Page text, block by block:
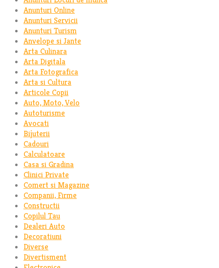
Anunturi Online
Anunturi Servicii
Anunturi Turism
Anvelope si Jante
Arta Culinara
Arta Digitala
Arta Fotografica
Arta si Cultura
Articole Copii
Auto, Moto, Velo
Autoturisme
Avocati
Bijuterii
Cadouri
Calculatoare
Casa si Gradina
Clinici Private
Comert si Magazine
Companii, Firme
Constructii
Copilul Tau
Dealeri Auto
Decoratiuni
Diverse
Divertisment